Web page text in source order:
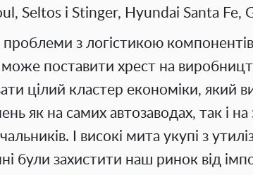
Seltos і Stinger, Hyundai Santa Fe,
з логістикою компонентів
поставити хрест на
цілий кластер економіки, який
як на самих автозаводах, так і
І високі мита укупі з
були захистити наш ринок від